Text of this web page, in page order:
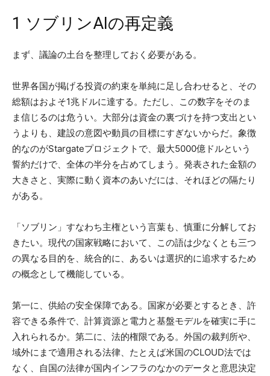
1 ソブリンAIの再定義
まず、議論の土台を整理しておく必要がある。
世界各国が掲げる投資の約束を単純に足し合わせると、その
総額はおよそ1兆ドルに達する。ただし、この数字をそのま
ま信じるのは危うい。大部分は資金の裏づけを持つ支出とい
うよりも、建設の意図や動員の目標にすぎないからだ。象徴
的なのがStargateプロジェクトで、最大5000億ドルという
誓約だけで、全体の半分を占めてしまう。発表された金額の
大きさと、実際に動く資本のあいだには、それほどの隔たり
がある。
「ソブリン」すなわち主権という言葉も、慎重に分解してお
きたい。現代の国家戦略において、この語は少なくとも三つ
の異なる目的を、統合的に、あるいは選択的に追求するため
の概念として機能している。
第一に、供給の安全保障である。国家が必要とするとき、許
容できる条件で、計算資源と電力と基盤モデルを確実に手に
入れられるか。第二に、法的権限である。外国の裁判所や、
域外にまで適用される法律、たとえば米国のCLOUD法では
なく、自国の法律が国内インフラのなかのデータと意思決定